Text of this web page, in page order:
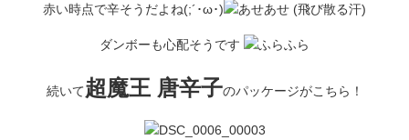
赤い時点で辛そうだよね(;´･ω･)
ダンボーも心配そうです
続いて超魔王 唐辛子のパッケージがこちら！